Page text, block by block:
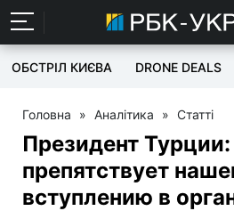
ОБСТРІЛ КИЄВА DRONE DEALS
Головна » Аналітика » Статті
Президент
препятствует
вступлению в